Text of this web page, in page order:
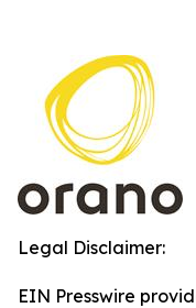
Legal Disclaimer:
EIN Presswire